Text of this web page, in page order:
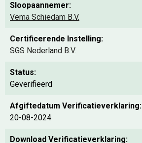
Sloopaannemer:
Vema Schiedam B.V.
Certificerende Instelling:
SGS Nederland B.V.
Status:
Geverifieerd
Afgiftedatum Verificatieverklaring:
20-08-2024
Download Verificatieverklaring: